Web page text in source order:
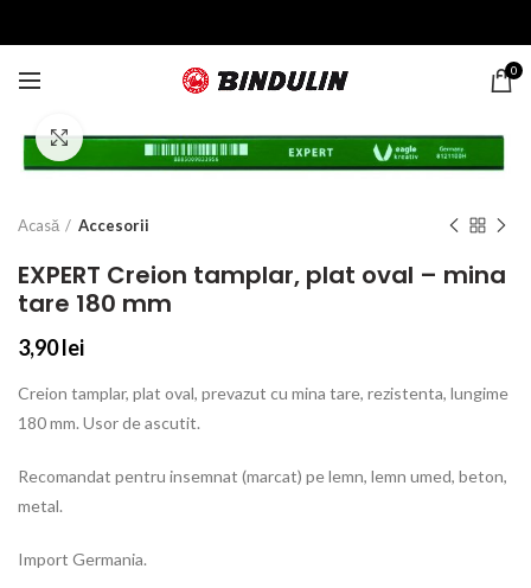
0
Click to enlarge
Acasă Accesorii
EXPERT Creion tamplar, plat oval – mina
tare 180 mm
3,90lei
Creion tamplar, plat oval, prevazut cu mina tare, rezistenta, lungime
180 mm. Usor de ascutit.
Recomandat pentru insemnat (marcat) pe lemn, lemn umed, beton,
metal.
Import Germania.